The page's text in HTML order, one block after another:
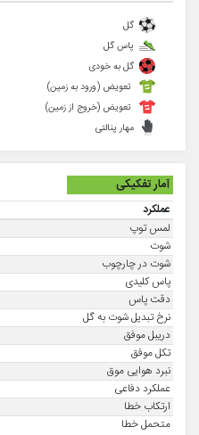
گل
پاس گل
گل به خودی
تعویض (ورود به زمین)
تعویض (خروج از زمین)
مهار پنالتی
آمار تفکیکی
عملکرد
لمس توپ
شوت
شوت در چارچوب
پاس کلیدی
دقت پاس
نرخ تبدیل شوت به گل
دریبل موفق
تکل موفق
نبرد هوایی موق
عملکرد دفاعی
ارتکاب خطا
متحمل خطا